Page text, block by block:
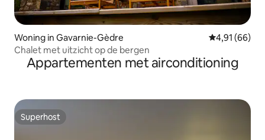
Woning in Gavarnie-Gèdre Gemiddelde
4,91 (66)
Chalet met uitzicht op de bergen
Appartementen met airconditioning
Superhost
Superhost